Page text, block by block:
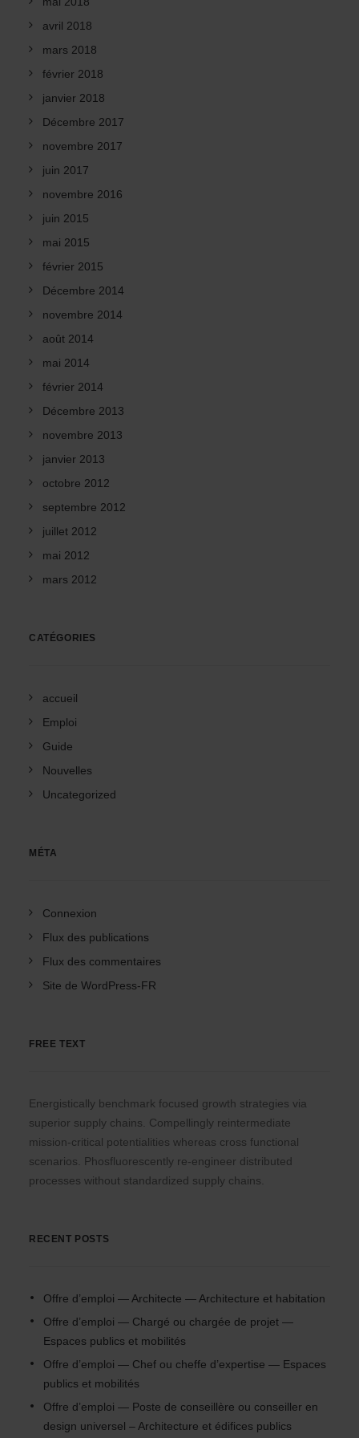
avril 2018
mars 2018
février 2018
janvier 2018
Décembre 2017
novembre 2017
juin 2017
novembre 2016
juin 2015
mai 2015
février 2015
Décembre 2014
novembre 2014
août 2014
mai 2014
février 2014
Décembre 2013
novembre 2013
janvier 2013
octobre 2012
septembre 2012
juillet 2012
mai 2012
mars 2012
CATÉGORIES
accueil
Emploi
Guide
Nouvelles
Uncategorized
MÉTA
Connexion
Flux des publications
Flux des commentaires
Site de WordPress-FR
FREE TEXT
Energistically benchmark focused growth strategies via
superior supply chains. Compellingly reintermediate
mission-critical potentialities whereas cross functional
scenarios. Phosfluorescently re-engineer distributed
processes without standardized supply chains.
RECENT POSTS
Offre d’emploi — Architecte — Architecture et habitation
Offre d’emploi — Chargé ou chargée de projet —
Espaces publics et mobilités
Offre d’emploi — Chef ou cheffe d’expertise — Espaces
publics et mobilités
Offre d’emploi — Poste de conseillère ou conseiller en
design universel – Architecture et édifices publics